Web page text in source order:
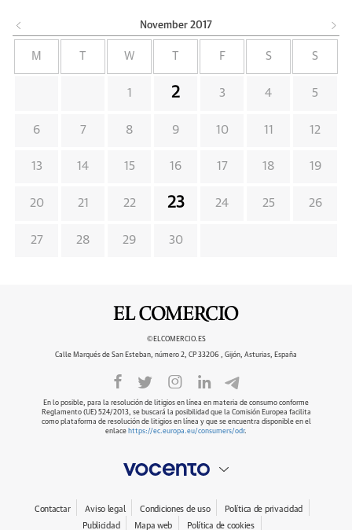
November 2017
M W F S S
1 2 3 4 5
6 7 8 9 10 11 12
13 14 15 16 17 18 19
20 21 22 23 24 25 26
27 28 29 30
©ELCOMERCIO.ES
Calle Marqués de San Esteban, número 2, CP 33206 , Gijón, Asturias, España
En lo posible, para la resolución de litigios en línea en materia de consumo conforme
Reglamento (UE) 524/2013, se buscará la posibilidad que la Comisión Europea facilita
como plataforma de resolución de litigios en línea y que se encuentra disponible en el
enlace https://ec.europa.eu/consumers/odr.
Contactar Aviso legal Condiciones de uso
Política de privacidad
Publicidad
Mapa web Política de cookies